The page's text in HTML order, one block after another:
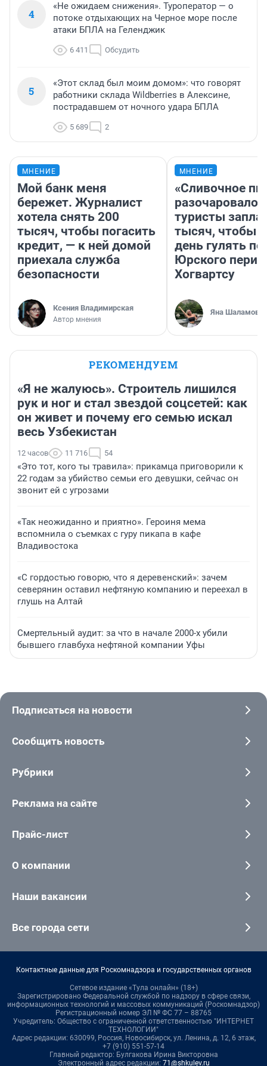
4
«Не ожидаем снижения». Туроператор — о
потоке отдыхающих на Черное море после
атаки БПЛА на Геленджик
6 411 Обсудить
5
«Этот склад был моим домом»: что говорят
работники склада Wildberries в Алексине,
пострадавшем от ночного удара БПЛА
5 689 2
МНЕНИЕ
Мой банк меня
бережет. Журналист
хотела снять 200
тысяч, чтобы погасить
кредит, — к ней домой
приехала служба
безопасности
Ксения Владимирская
Автор мнения
МНЕНИЕ
«Сливочное
разочаровало»:
туристы
тысяч, чтобы
день гулять по
Юрского
Хогвартсу
Яна Шаламова
РЕКОМЕНДУЕМ
«Я не жалуюсь». Строитель лишился
рук и ног и стал звездой соцсетей: как
он живет и почему его семью искал
весь Узбекистан
12 часов 11 716 54
«Это тот, кого ты травила»: прикамца приговорили к
22 годам за убийство семьи его девушки, сейчас он
звонит ей с угрозами
«Так неожиданно и приятно». Героиня мема
вспомнила о съемках с гуру пикапа в кафе
Владивостока
«С гордостью говорю, что я деревенский»: зачем
северянин оставил нефтяную компанию и переехал в
глушь на Алтай
Смертельный аудит: за что в начале 2000-х убили
бывшего главбуха нефтяной компании Уфы
Подписаться на новости
Сообщить новость
Рубрики
Реклама на сайте
Прайс-лист
О компании
Наши вакансии
Все города сети
Контактные данные для Роскомнадзора и государственных органов
Сетевое издание «Тула онлайн» (18+)
Зарегистрировано Федеральной службой по надзору в сфере связи,
информационных технологий и массовых коммуникаций (Роскомнадзор)
Регистрационный номер ЭЛ № ФС 77 – 88765
Учредитель: Общество с ограниченной ответственностью "ИНТЕРНЕТ
ТЕХНОЛОГИИ"
Адрес редакции: 630099, Россия, Новосибирск, ул. Ленина, д. 12, 6 этаж,
+7 (910) 551-57-14
Главный редактор: Булгакова Ирина Викторовна
Электронный адрес редакции: 71@shkulev.ru